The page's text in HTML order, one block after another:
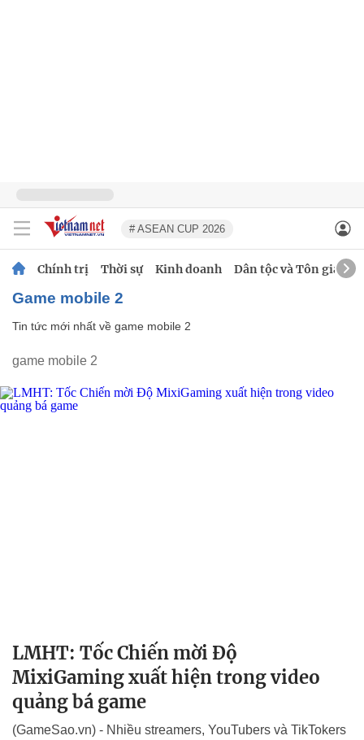
# ASEAN CUP 2026
Chính trị Thời sự Kinh doanh Dân tộc và Tôn giáo
game mobile 2
Tin tức mới nhất về game mobile 2
game mobile 2
LMHT: Tốc Chiến mời Độ
MixiGaming xuất hiện trong video
quảng bá game
(GameSao.vn) - Nhiều streamers, YouTubers và TikTokers